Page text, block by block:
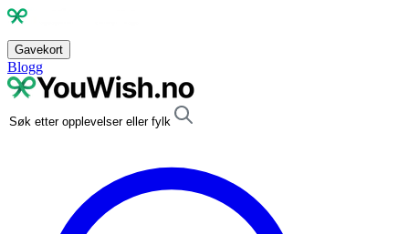
Gavekort
Blogg